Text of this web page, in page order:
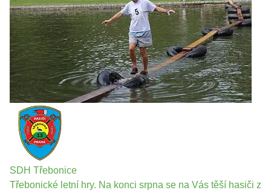
SDH Třebonice
Třebonické letní hry. Na konci srpna se na Vás těší hasiči z